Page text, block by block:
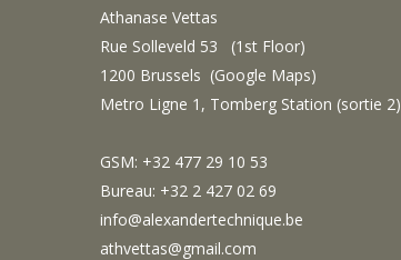
Athanase Vettas
Rue Solleveld 53 (1st Floor)
1200 Brussels (Google Maps)
Metro Ligne 1, Tomberg Station (sortie 2)
GSM: +32 477 29 10 53
Bureau: +32 2 427 02 69
info@alexandertechnique.be
athvettas@gmail.com